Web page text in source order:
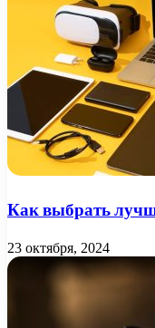
Как выбрать
23 октября, 2024